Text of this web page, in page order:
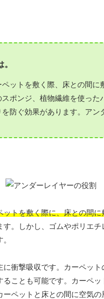
ットを敷く際、床との間
ポンジ、植物繊維を使っ
防ぐ効果があります。アン
トを敷く際に、床との間
。しかし、ゴムやポリエ
衝撃吸収です。カーペッ
ることも可能です。カーペ
ペットと床との間に空気